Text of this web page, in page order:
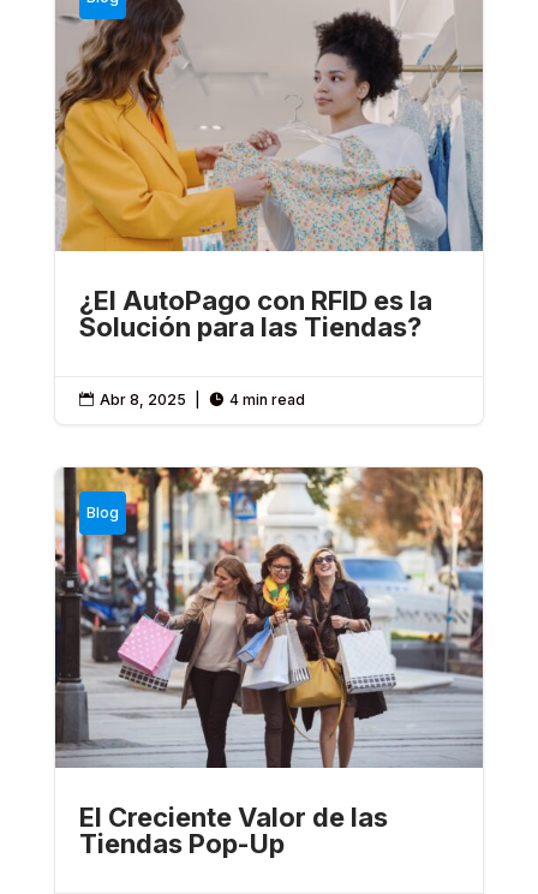
¿El AutoPago con RFID es la
Solución para las Tiendas?
 Abr 8, 2025  4 min read
Blog
El Creciente Valor de las
Tiendas Pop-Up